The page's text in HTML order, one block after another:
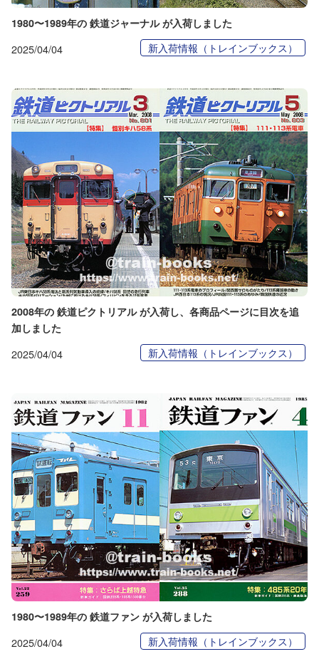
1980〜1989年の 鉄道ジャーナル が入荷しました
2025/04/04 新入荷情報（トレインブックス）
2008年の 鉄道ピクトリアル が入荷し、各商品ページに目次を追
加しました
2025/04/04 新入荷情報（トレインブックス）
1980〜1989年の 鉄道ファン が入荷しました
2025/04/04 新入荷情報（トレインブックス）